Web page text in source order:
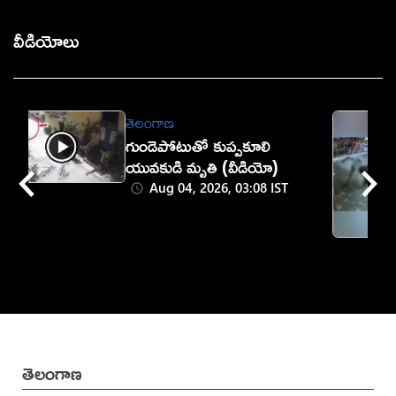
వీడియోలు
తెలంగాణ
గుండెపోటుతో కుప్పకూలి
యువకుడి మృతి (వీడియో)
Aug 04, 2026, 03:08 IST
తెలంగాణ